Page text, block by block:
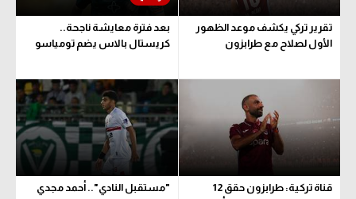
تقرير تركي يكشف موعد الظهور
الأول لصلاح مع طرابزون
بعد فترة معايشة ناجحة..
كريستال بالاس يضم تومياسو
قناة تركية: طرابزون حقق 12
"مستقبل النادي".. أحمد مجدي